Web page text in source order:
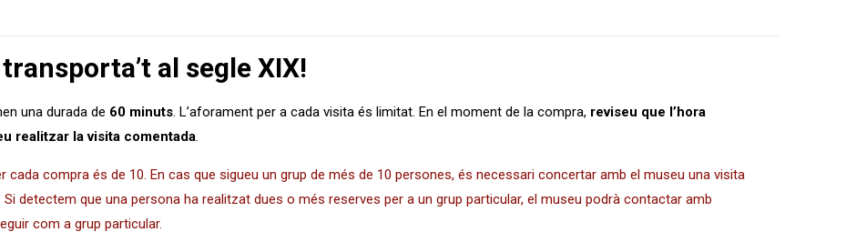
al segle XIX!
una durada de 60 minuts . L’aforament per a cada visita és limitat. En el moment de la compra, reviseu que l’hora
realitzar la visita comentada
cada compra és de 10. En cas que sigueu un grup de més de 10 persones, és necessari concertar amb el museu una visita
Si detectem que una persona ha realitzat dues o més reserves per a un grup particular, el museu podrà contactar amb
com a grup particular.